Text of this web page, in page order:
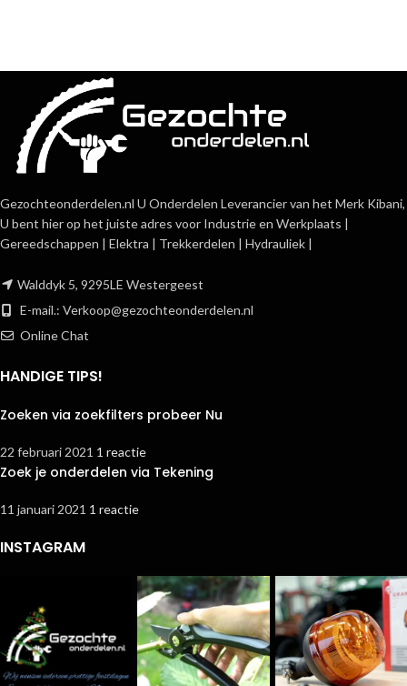
Gezochteonderdelen.nl U Onderdelen Leverancier van het Merk Kibani,
U bent hier op het juiste adres voor Industrie en Werkplaats |
Gereedschappen | Elektra | Trekkerdelen | Hydrauliek |
Walddyk 5, 9295LE Westergeest
E-mail.: Verkoop@gezochteonderdelen.nl
Online Chat
HANDIGE TIPS!
Zoeken via zoekfilters probeer Nu
22 februari 2021 1 reactie
Zoek je onderdelen via Tekening
11 januari 2021 1 reactie
INSTAGRAM